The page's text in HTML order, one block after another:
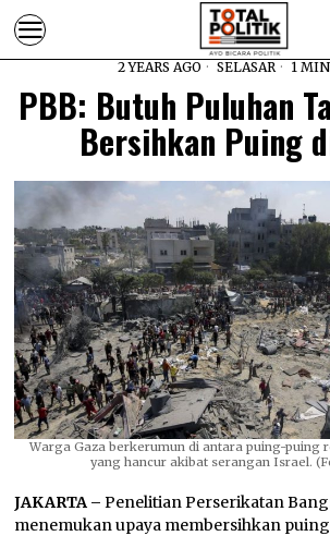
2 YEARS AGO SELASAR 1
PBB: Butuh Puluhan
Bersihkan Puing
Warga Gaza berkerumun di antara puing-puing
yang hancur akibat serangan Israel.
JAKARTA –Penelitian Perserikatan
menemukan upaya membersihkan